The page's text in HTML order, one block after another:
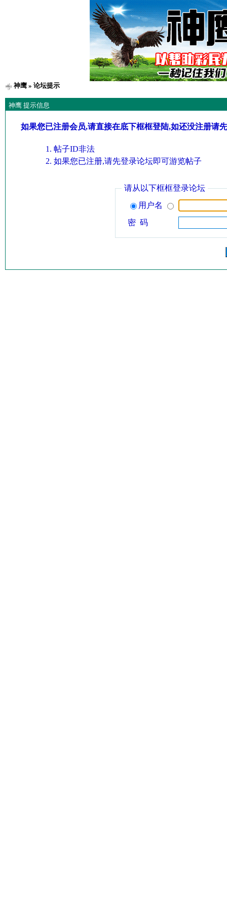
神鹰» 论坛提示
神鹰 提示信息
如果您已注册会员,请直接在底下框框登陆,如还没注册请
帖子ID非法
如果您已注册,请先登录论坛即可游览帖子
请从以下框框登录论坛
用户名
密 码